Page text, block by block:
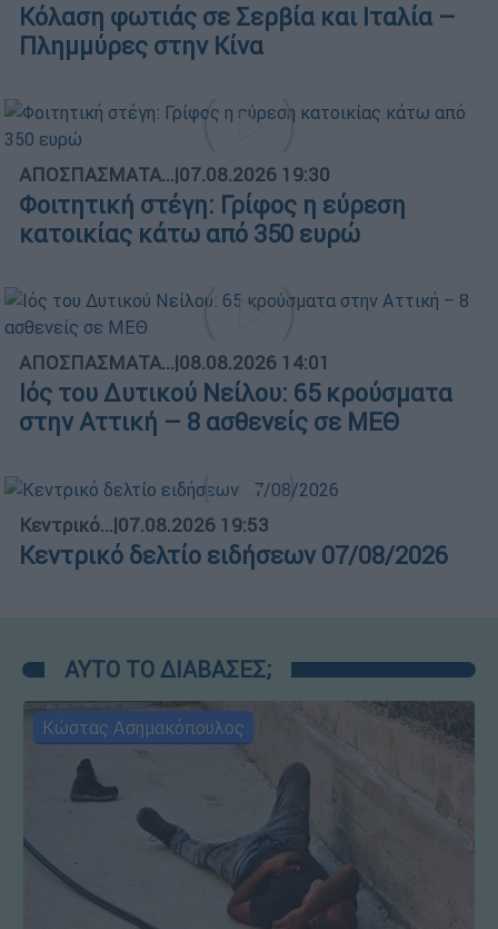
Κόλαση φωτιάς σε Σερβία και Ιταλία –
Πλημμύρες στην Κίνα
ΑΠΟΣΠΑΣΜΑΤΑ...|07.08.2026 19:30
Φοιτητική στέγη: Γρίφος η εύρεση
κατοικίας κάτω από 350 ευρώ
ΑΠΟΣΠΑΣΜΑΤΑ...|08.08.2026 14:01
Ιός του Δυτικού Νείλου: 65 κρούσματα
στην Αττική – 8 ασθενείς σε ΜΕΘ
Κεντρικό...|07.08.2026 19:53
Κεντρικό δελτίο ειδήσεων 07/08/2026
ΑΥΤΟ ΤΟ ΔΙΑΒΑΣΕΣ;
Κώστας Ασημακόπουλος